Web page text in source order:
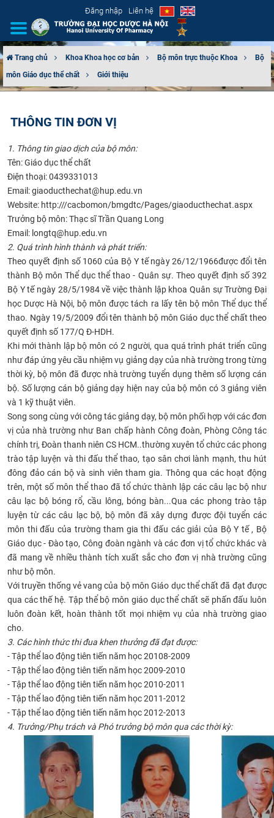
Đăng nhập Liên hệ
GIỚI THIỆU
ĐÀO TẠO
ĐẢM BẢO CHẤT LƯỢNG
KHOA HỌC CÔNG NGHỆ
HTQT
CỰU NGƯỜI HỌC
Trang chủ Khoa Khoa học cơ bản Bộ môn trực thuộc Khoa
Bộ
môn Giáo dục thể chất
Giới thiệu
THÔNG TIN ĐƠN VỊ
1. Thông tin giao dịch của bộ môn:
Tên: Giáo dục thể chất
Điện thoại: 0439331013
Email: giaoducthechat@hup.edu.vn
Website: http:///cacbomon/bmgdtc/Pages/giaoducthechat.aspx
Trưởng bộ môn: Thạc sĩ Trần Quang Long
Email: longtq@hup.edu.vn
2. Quá trình hình thành và phát triển:
Theo quyết định số 1060 của Bộ Y tế ngày 26/12/1966được đổi tên
thành Bộ môn Thể dục thể thao - Quân sự. Theo quyết định số 392
Bộ Y tế ngày 28/5/1984 về việc thành lập khoa Quân sự Trường Đại
học Dược Hà Nội, bộ môn được tách ra lấy tên bộ môn Thể dục thể
thao. Ngày 19/5/2009 đổi tên thành bộ môn Giáo dục thể chất theo
quyết định số 177/Q Đ-HDH.
Khi mới thành lập bộ môn có 2 người, qua quá trình phát triển cũng
như đáp ứng yêu cầu nhiệm vụ giảng dạy của nhà trường trong từng
thời kỳ, bộ môn đã được nhà trường tuyển dụng thêm số lượng cán
bộ. Số lượng cán bộ giảng dạy hiện nay của bộ môn có 3 giảng viên
và 1 kỹ thuật viên.
Song song cùng với công tác giảng dạy, bộ môn phối hợp với các đơn
vị của nhà trường như Ban chấp hành Công đoàn, Phòng Công tác
chính trị, Đoàn thanh niên CS HCM..thường xuyên tổ chức các phong
trào tập luyện và thi đấu thể thao, tạo sân chơi lành mạnh, thu hút
đông đảo cán bộ và sinh viên tham gia. Thông qua các hoạt động
trên, một số môn thể thao đã tổ chức thành lập các câu lạc bộ như
câu lạc bộ bóng rổ, cầu lông, bóng bàn...Qua các phong trào tập
luyện từ các câu lạc bộ, bộ môn đã xây dựng được đội tuyển các
môn thi đấu của trường tham gia thi đấu các giải của Bộ Y tế , Bộ
Giáo dục - Đào tạo, Công đoàn ngành và các đơn vị tổ chức khác và
đã mang về nhiều thành tích xuất sắc cho đơn vị nhà trường cũng
như bộ môn.
Với truyền thống vẻ vang của bộ môn Giáo dục thể chất đã đạt được
qua các thế hệ. Tập thể bộ môn giáo dục thể chất sẽ phấn đấu luôn
luôn đoàn kết, hoàn thành tốt mọi nhiệm vụ của nhà trường giao
cho.
3. Các hình thức thi đua khen thưởng đã đạt được:
- Tập thể lao động tiên tiến năm học 20108-2009
- Tập thể lao động tiên tiến năm học 2009-2010
- Tập thể lao động tiên tiến năm học 2010-2011
- Tập thể lao động tiên tiến năm học 2011-2012
- Tập thể lao động tiên tiến năm học 2012-2013
4. Trưởng/Phụ trách và Phó trưởng bộ môn qua các thời kỳ: